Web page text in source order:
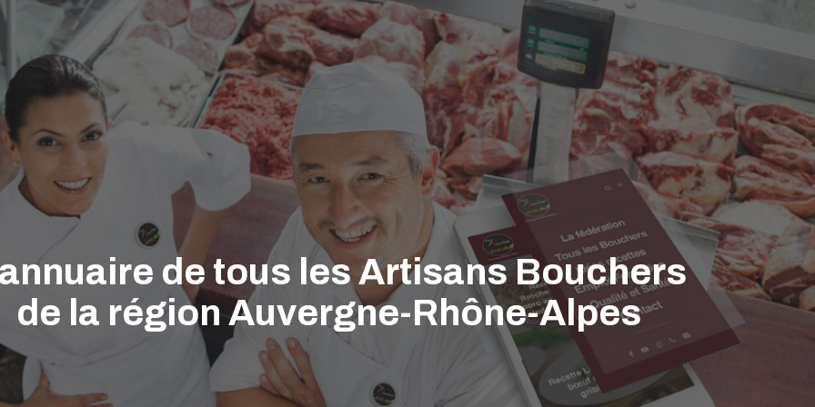
de tous les Artisans Bouchers
de la région Auvergne-Rhône-Alpes